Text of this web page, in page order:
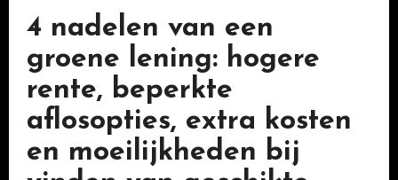
4 nadelen van een
groene lening: hogere
rente, beperkte
aflosopties, extra kosten
en moeilijkheden bij